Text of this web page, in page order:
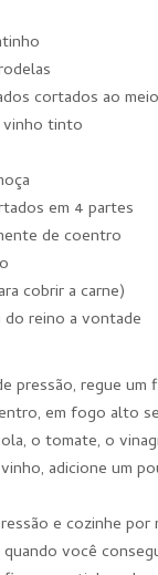
cortados ao meio
vinho tinto
em 4 partes
de coentro
cobrir a carne)
reino a vontade
pressão, regue um
em fogo alto
o tomate, o
adicione um
e cozinhe por
você